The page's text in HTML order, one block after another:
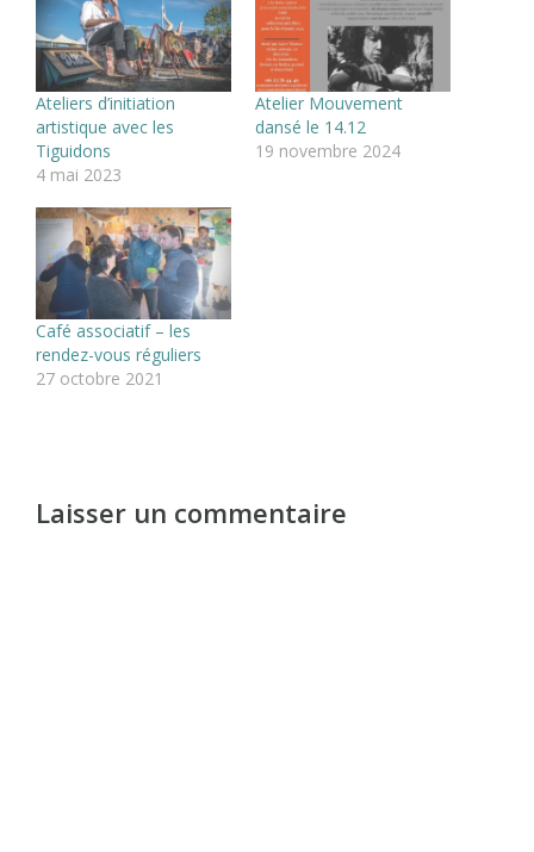
Ateliers d’initiation
artistique avec les
Tiguidons
4 mai 2023
Atelier Mouvement
dansé le 14.12
19 novembre 2024
Café associatif – les
rendez-vous réguliers
27 octobre 2021
Laisser un commentaire